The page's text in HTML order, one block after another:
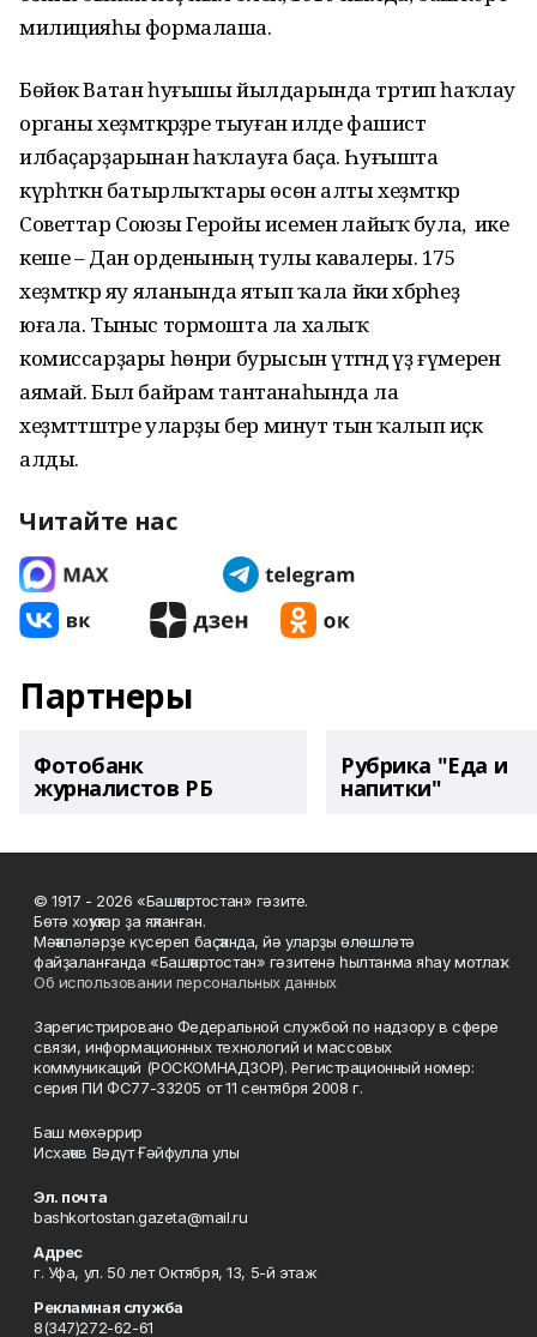
милицияһы формалаша.
Бөйөк Ватан һуғышы йылдарында тәртип һаҡлау
органы хеҙмәткәрҙәре тыуған илде фашист
илбаҫарҙарынан һаҡлауға баҫа. Һуғышта
күрһәткән батырлыҡтары өсөн алты хеҙмәткәр
Советтар Союзы Геройы исеменә лайыҡ була, ә ике
кеше – Дан орденының тулы кавалеры. 175
хеҙмәткәр яу яланында ятып ҡала йәки хәбәрһеҙ
юғала. Тыныс тормошта ла халыҡ
комиссарҙары һөнәри бурысын үтәгәндә үҙ ғүмерен
аямай. Был байрам тантанаһында ла
хеҙмәттәштәре уларҙы бер минут тын ҡалып иҫкә
алды.
Читайте нас
Партнеры
Фотобанк
журналистов РБ
Рубрика "Еда и
напитки"
© 1917 - 2026 «Башҡортостан» гәзите.
Бөтә хоҡуҡтар ҙа яҡланған.
Мәҡәләләрҙе күсереп баҫҡанда, йә уларҙы өлөшләтә
файҙаланғанда «Башҡортостан» гәзитенә һылтанма яһау мотлаҡ.
Об использовании персональных данных
Зарегистрировано Федеральной службой по надзору в сфере
связи, информационных технологий и массовых
коммуникаций (РОСКОМНАДЗОР). Регистрационный номер:
серия ПИ ФС77-33205 от 11 сентября 2008 г.
Баш мөхәррир
Исхаҡов Вәдүт Ғәйфулла улы
Эл. почта
bashkortostan.gazeta@mail.ru
Адрес
г. Уфа, ул. 50 лет Октября, 13, 5-й этаж
Рекламная служба
8(347)272-62-61